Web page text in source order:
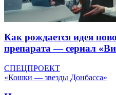
Как рождается идея
препарата — сериал
СПЕЦПРОЕКТ
«Кошки — звезды Донбасса»